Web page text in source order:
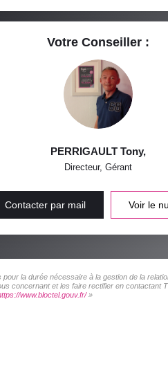
Votre Conseiller :
PERRIGAULT Tony,
Directeur, Gérant
Contacter par mail Voir le
la durée nécessaire à la gestion de la
concernant et les faire rectifier en contactant
www.bloctel.gouv.fr/»